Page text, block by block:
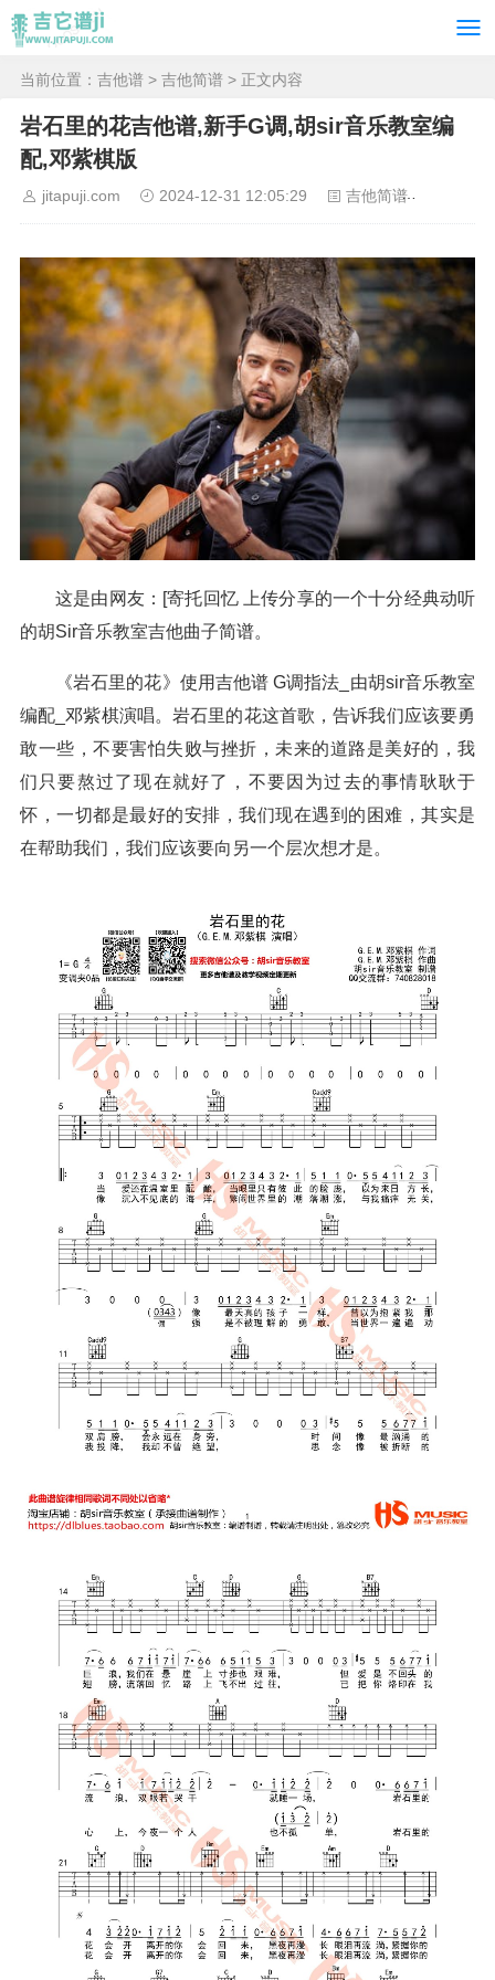
当前位置： 吉他谱 > 吉他简谱 > 正文内容
岩石里的花吉他谱,新手G调,胡sir音乐教室编
配,邓紫棋版
jitapuji.com 2024-12-31 12:05:29 吉他简谱
这是由网友：[寄托回忆 上传分享的一个十分经典动听
的胡Sir音乐教室吉他曲子简谱。
《岩石里的花》使用吉他谱 G调指法_由胡sir音乐教室
编配_邓紫棋演唱。岩石里的花这首歌，告诉我们应该要勇
敢一些，不要害怕失败与挫折，未来的道路是美好的，我
们只要熬过了现在就好了，不要因为过去的事情耿耿于
怀，一切都是最好的安排，我们现在遇到的困难，其实是
在帮助我们，我们应该要向另一个层次想才是。